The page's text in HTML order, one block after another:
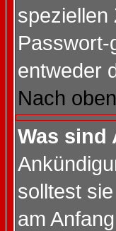
speziellen
entweder
Nach oben
Was sind
solltest
am